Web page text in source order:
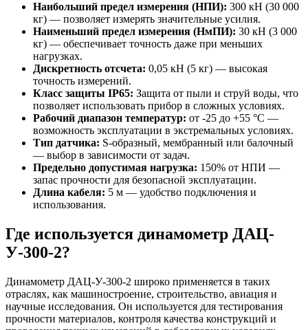
Наибольший предел измерения (НПИ): 300 кН (30 000
кг) — позволяет измерять значительные усилия.
Наименьший предел измерения (НмПИ): 30 кН (3 000
кг) — обеспечивает точность даже при меньших
нагрузках.
Дискретность отсчета: 0,05 кН (5 кг) — высокая
точность измерений.
Класс защиты IP65: Защита от пыли и струй воды, что
позволяет использовать прибор в сложных условиях.
Рабочий диапазон температур: от -25 до +55 °C —
возможность эксплуатации в экстремальных условиях.
Тип датчика: S-образный, мембранный или балочный
— выбор в зависимости от задач.
Предельно допустимая нагрузка: 150% от НПИ —
запас прочности для безопасной эксплуатации.
Длина кабеля: 5 м — удобство подключения и
использования.
Где используется динамометр ДАЦ-
У-300-2?
Динамометр ДАЦ-У-300-2 широко применяется в таких
отраслях, как машиностроение, строительство, авиация и
научные исследования. Он используется для тестирования
прочности материалов, контроля качества конструкций и